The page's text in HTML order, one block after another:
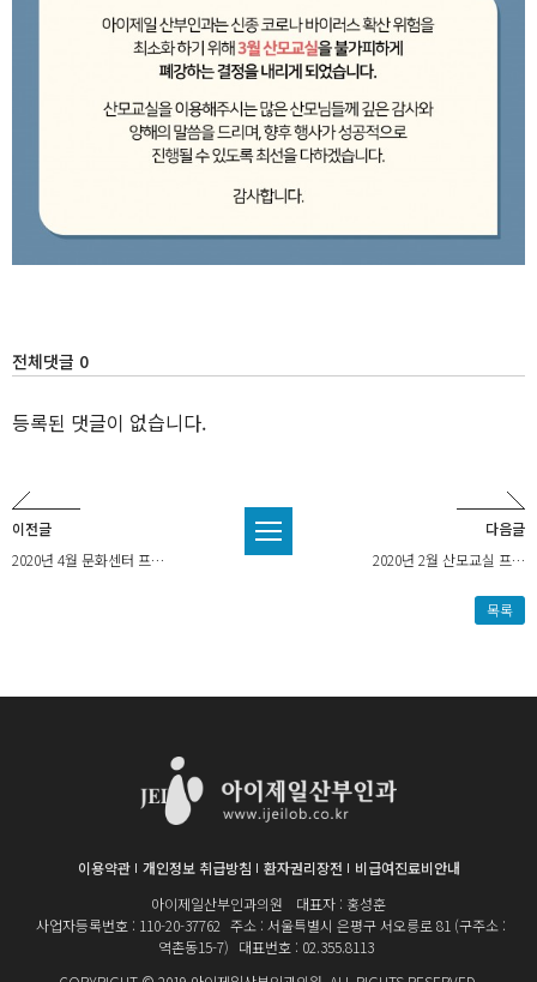
전체댓글 0
등록된 댓글이 없습니다.
이전글
2020년 4월 문화센터 프…
다음글
2020년 2월 산모교실 프…
목록
이용약관 개인정보 취급방침 환자권리장전
비급여진료비안내
아이제일산부인과의원
대표자 : 홍성훈
사업자등록번호 : 110-20-37762 주소 : 서울특별시 은평구 서오릉로 81 (구주소 :
역촌동15-7) 대표번호 : 02.355.8113